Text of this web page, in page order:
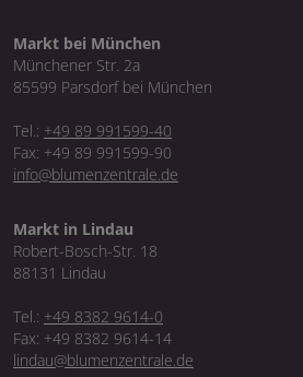
Markt bei München
Münchener Str. 2a
85599 Parsdorf bei München
Tel.: +49 89 991599-40
Fax: +49 89 991599-90
info@blumenzentrale.de
Markt in Lindau
Robert-Bosch-Str. 18
88131 Lindau
Tel.: +49 8382 9614-0
Fax: +49 8382 9614-14
lindau@blumenzentrale.de